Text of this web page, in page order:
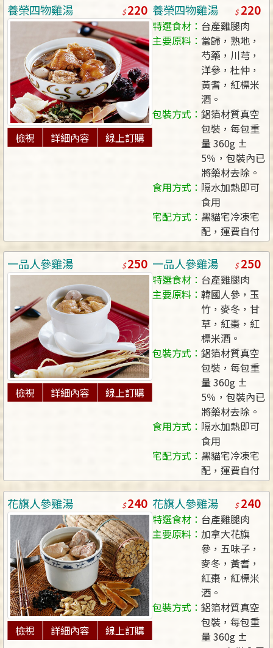
養榮四物雞湯 220
檢視 詳細內容 線上訂購
養榮四物雞湯 220
特選食材： 台產雞腿肉
主要原料： 當歸，熟地，
芍藥，川芎，
洋參，杜仲，
黃耆，紅標米
酒。
包裝方式：鋁箔材質真空
包裝，每包重
量 360g ±
5％，包裝內已
將藥材去除。
食用方式： 隔水加熱即可
食用
宅配方式： 黑貓宅冷凍宅
配，運費自付
一品人參雞湯 250
檢視 詳細內容 線上訂購
一品人參雞湯 250
特選食材： 台產雞腿肉
主要原料：韓國人參，玉
竹，麥冬，甘
草，紅棗，紅
標米酒。
包裝方式：鋁箔材質真空
包裝，每包重
量 360g ±
5％，包裝內已
將藥材去除。
食用方式： 隔水加熱即可
食用
宅配方式： 黑貓宅冷凍宅
配，運費自付
花旗人參雞湯 240
檢視 詳細內容 線上訂購
花旗人參雞湯 240
特選食材： 台產雞腿肉
主要原料：加拿大花旗
參，五味子，
麥冬，黃耆，
紅棗，紅標米
酒。
包裝方式：鋁箔材質真空
包裝，每包重
量 360g ±